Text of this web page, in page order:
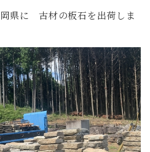
県に 古材の板石を出荷しま